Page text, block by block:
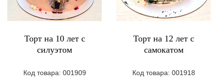
Торт на 10 лет с
силуэтом
Код товара: 001909
Торт на 12 лет с
самокатом
Код товара: 001918